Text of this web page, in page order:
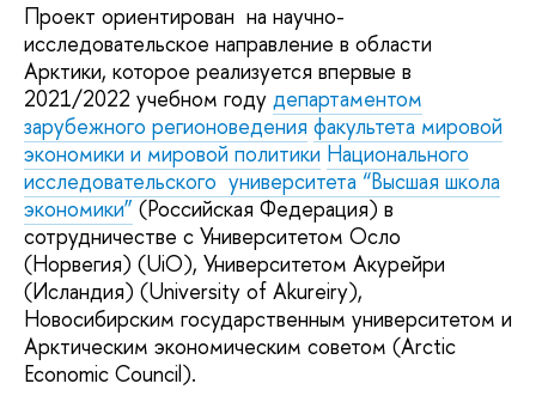
Проект ориентирован на научно-
исследовательское направление в области
Арктики, которое реализуется впервые в
2021/2022 учебном году департаментом
зарубежного регионоведения факультета мировой
экономики и мировой политики Национального
исследовательского университета “Высшая школа
экономики” (Российская Федерация) в
сотрудничестве с Университетом Осло
(Норвегия) (UiO), Университетом Акурейри
(Исландия) (University of Akureiry),
Новосибирским государственным университетом и
Арктическим экономическим советом (Arctic
Economic Council).